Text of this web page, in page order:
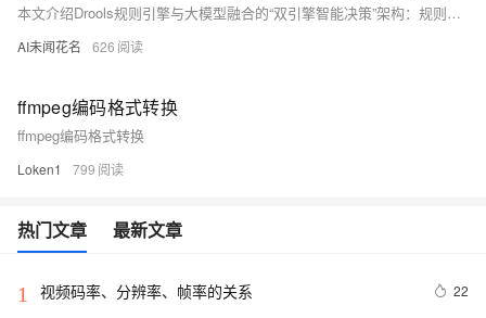
本文介绍Drools规则引擎与大模型融合的“双引擎智能决策”架构：规则引擎严守合规底线，确保刚性风控；大模型负责柔性处理，优化文本、解释原因、识别长尾风险。二者分层协同，实现“合规不失温度、体验不越红线”，为企业数字化转型提供务实高效的智能决策方案。
AI未闻花名 626
ffmpeg编码格式转换
ffmpeg编码格式转换
Loken1 799
热门文章 最新文章
1 视频码率、分辨率、帧率的关系 22